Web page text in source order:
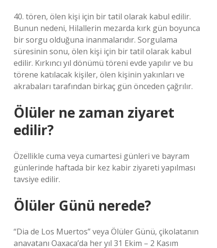
40. tören, ölen kişi için bir tatil olarak kabul edilir.
Bunun nedeni, Hilallerin mezarda kırk gün boyunca
bir sorgu olduğuna inanmalarıdır. Sorgulama
süresinin sonu, ölen kişi için bir tatil olarak kabul
edilir. Kırkıncı yıl dönümü töreni evde yapılır ve bu
törene katılacak kişiler, ölen kişinin yakınları ve
akrabaları tarafından birkaç gün önceden çağrılır.
Ölüler ne zaman ziyaret
edilir?
Özellikle cuma veya cumartesi günleri ve bayram
günlerinde haftada bir kez kabir ziyareti yapılması
tavsiye edilir.
Ölüler Günü nerede?
“Dia de Los Muertos” veya Ölüler Günü, çikolatanın
anavatanı Oaxaca’da her yıl 31 Ekim – 2 Kasım